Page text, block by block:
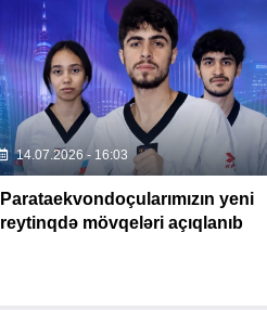
14.07.2026 - 16:03
Parataekvondoçularımızın yeni
reytinqdə mövqeləri açıqlanıb